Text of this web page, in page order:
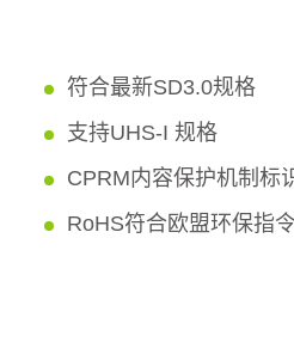
符合最新SD3.0规格
支持UHS-I 规格
CPRM内容保护机制标
RoHS符合欧盟环保指